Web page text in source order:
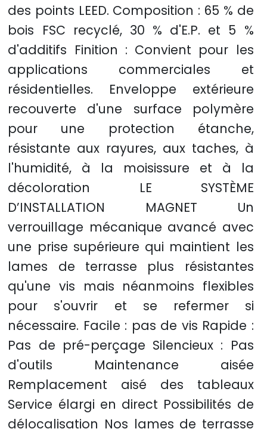
des points LEED. Composition : 65 % de
bois FSC recyclé, 30 % d'E.P. et 5 %
d'additifs Finition : Convient pour les
applications commerciales et
résidentielles. Enveloppe extérieure
recouverte d'une surface polymère
pour une protection étanche,
résistante aux rayures, aux taches, à
l'humidité, à la moisissure et à la
décoloration LE SYSTÈME
D’INSTALLATION MAGNET Un
verrouillage mécanique avancé avec
une prise supérieure qui maintient les
lames de terrasse plus résistantes
qu'une vis mais néanmoins flexibles
pour s'ouvrir et se refermer si
nécessaire. Facile : pas de vis Rapide :
Pas de pré-perçage Silencieux : Pas
d'outils Maintenance aisée
Remplacement aisé des tableaux
Service élargi en direct Possibilités de
délocalisation Nos lames de terrasse